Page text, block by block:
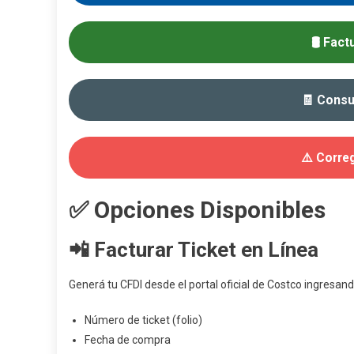
🛢️
🧾
⚠️
✅ Opciones Disponibles
📲 Facturar Ticket en Línea
Generá tu CFDI desde el portal oficial de Costco
Número de ticket (folio)
Fecha de compra